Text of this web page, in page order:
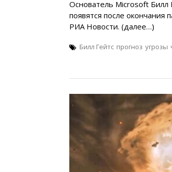
Основатель Microsoft Билл
появятся после окончания
РИА Новости. (далее…)
Билл Гейтс прогноз угрозы